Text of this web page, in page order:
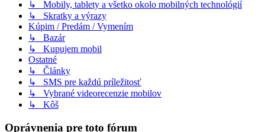
↳ Mobily, tablety a všetko okolo mobilných technológií
↳ Skratky a výrazy
Kúpim / Predám / Vymením
↳ Bazár
↳ Kupujem mobil
Ostatné
↳ Články
↳ SMS pre každú príležitosť
↳ Vybrané videorecenzie mobilov
↳ Kôš
Oprávnenia pre toto fórum